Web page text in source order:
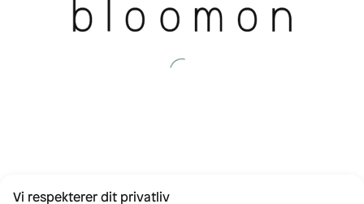
Vi respekterer dit privatliv